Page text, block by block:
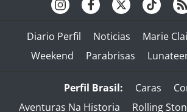
Diario Perfil Noticias Marie
Weekend
Parabrisas
Perfil Brasil: Caras
Aventuras Na Historia
Rolling